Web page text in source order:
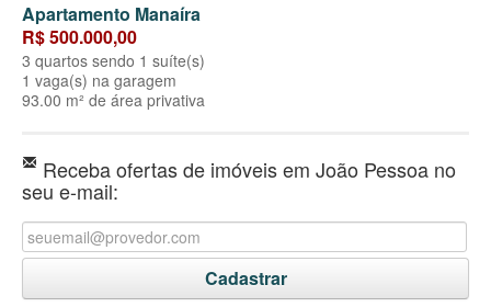
Apartamento Manaíra
R$ 500.000,00
3 quartos sendo 1 suíte(s)
1 vaga(s) na garagem
93.00 m² de área privativa
Receba ofertas de imóveis em João Pessoa no
seu e-mail: